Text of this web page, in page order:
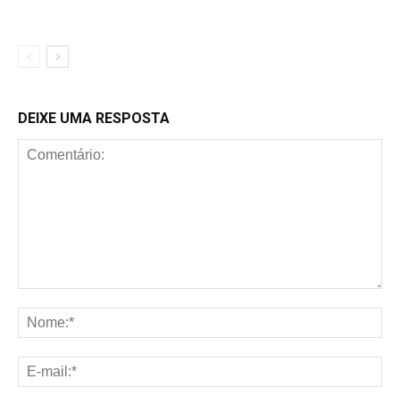
DEIXE UMA RESPOSTA